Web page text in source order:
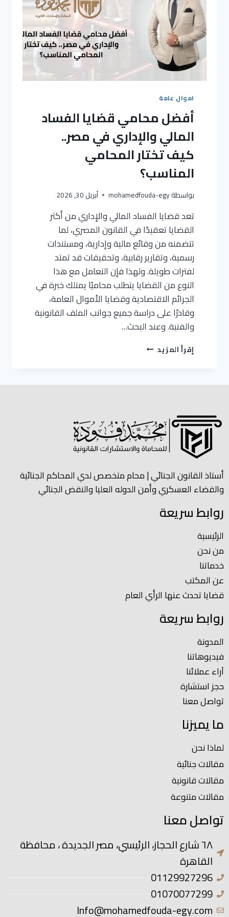
اموال عامة
أفضل محامي قضايا الفساد
المالي والإداري في مصر..
كيف تختار المحامي
المناسب؟
بواسطةmohamedfouda-egy أبريل 30, 2026
تعد قضايا الفساد المالي والإداري من أكثر
القضايا تعقيدًا في القانون المصري، لما
تتضمنه من وقائع مالية وإدارية، ومستندات
رسمية، وتقارير رقابية، وتحقيقات قد تمتد
لفترات طويلة. ولهذا فإن التعامل مع هذا
النوع من القضايا يتطلب محاميًا يمتلك خبرة في
الجرائم الاقتصادية وقضايا الأموال العامة،
وقادرًا على دراسة جميع جوانب الملف القانونية
والفنية. وعند البحث…
إقرأ المزيد
أستاذ القانون الجنائي | محام متخصص لدي المحاكم الجنائية
والقضاء العسكري وأمن الدوله العليا والنقض الجنائي
روابط سريعة
الرئيسية
من نحن
خدماتنا
عن المكتب
قضايا تحدث عنها الرأي العام
روابط سريعة
المدونة
فيديوهاتنا
آراء عملائنا
حجز استشارة
تواصل معنا
ما يميزنا
لماذا نحن
مقالات جنائية
مقالات قانونية
مقالات متنوعة
تواصل معنا
٦٨ شارع الحجاز، الرئيسي، مصر الجديدة ، محافظة
القاهرة
01129927296
01070077299
Info@mohamedfouda-egy.com